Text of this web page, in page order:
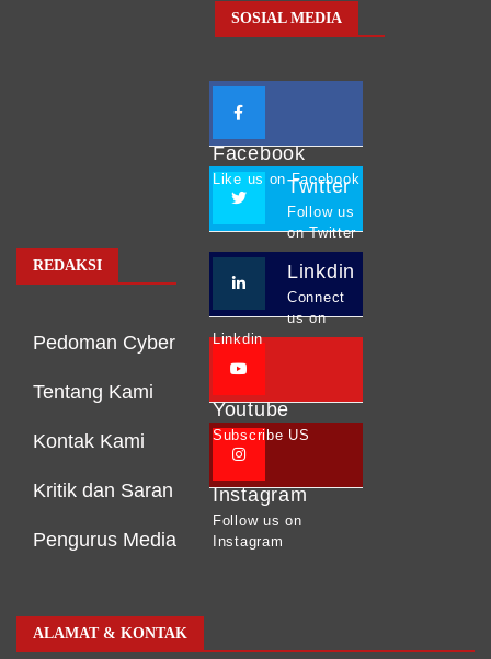
REDAKSI
Pedoman Cyber
Tentang Kami
Kontak Kami
Kritik dan Saran
Pengurus Media
SOSIAL MEDIA
Facebook
Like us on Facebook
Twitter
Follow us
on Twitter
Linkdin
Connect
us on
Linkdin
Youtube
Subscribe US
Instagram
Follow us on
Instagram
ALAMAT & KONTAK